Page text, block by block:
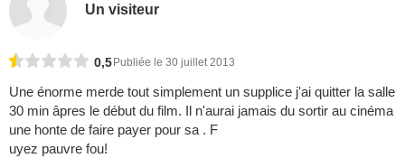
Un visiteur
0,5 Publiée le 30 juillet 2013
Une énorme merde tout simplement un supplice j'ai quitter la salle
30 min âpres le début du film. Il n'aurai jamais du sortir au cinéma
une honte de faire payer pour sa . F
uyez pauvre fou!